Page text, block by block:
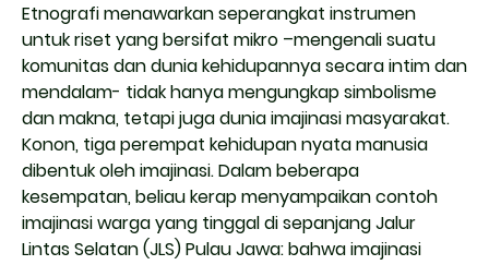
Etnografi menawarkan seperangkat instrumen
untuk riset yang bersifat mikro –mengenali suatu
komunitas dan dunia kehidupannya secara intim dan
mendalam- tidak hanya mengungkap simbolisme
dan makna, tetapi juga dunia imajinasi masyarakat.
Konon, tiga perempat kehidupan nyata manusia
dibentuk oleh imajinasi. Dalam beberapa
kesempatan, beliau kerap menyampaikan contoh
imajinasi warga yang tinggal di sepanjang Jalur
Lintas Selatan (JLS) Pulau Jawa: bahwa imajinasi